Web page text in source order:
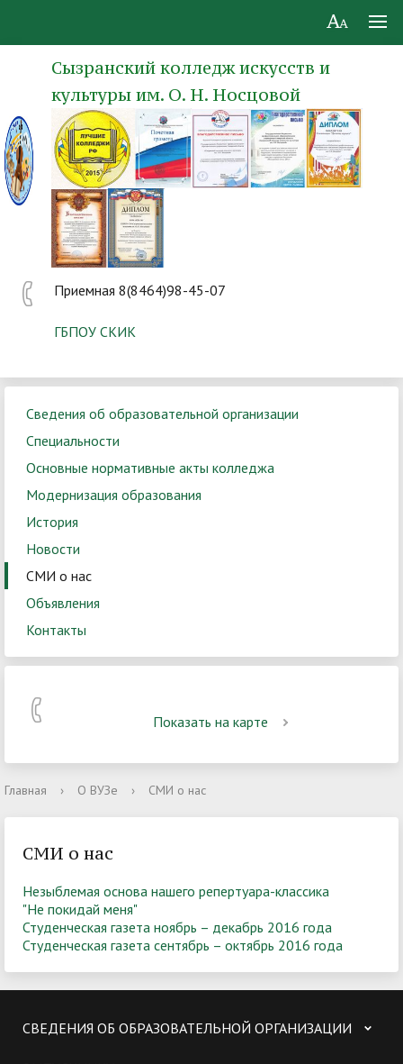
Сызранский колледж искусств и
культуры им. О. Н. Носцовой
Приемная 8(8464)98-45-07
ГБПОУ СКИК
Сведения об образовательной организации
Специальности
Основные нормативные акты колледжа
Модернизация образования
История
Новости
СМИ о нас
Объявления
Контакты
Показать на карте
Главная › О ВУЗе › СМИ о нас
СМИ о нас
Незыблемая основа нашего репертуара-классика
"Не покидай меня"
Студенческая газета ноябрь – декабрь 2016 года
Студенческая газета сентябрь – октябрь 2016 года
СВЕДЕНИЯ ОБ ОБРАЗОВАТЕЛЬНОЙ ОРГАНИЗАЦИИ